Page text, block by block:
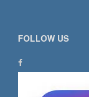
FOLLOW US